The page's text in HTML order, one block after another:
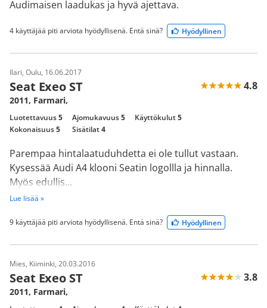
Audimaisen laadukas ja hyvä ajettava.
4 käyttäjää piti arviota hyödyllisenä. Entä sinä? Hyödyllinen
Ilari, Oulu, 16.06.2017
Seat Exeo ST 4.8
2011, Farmari,
Luotettavuus5 Ajomukavuus5 Käyttökulut5
Kokonaisuus5 Sisätilat4
Parempaa hintalaatuduhdetta ei ole tullut vastaan.
Kysessää Audi A4 klooni Seatin logollla ja hinnalla.
Myös edullis...
Lue lisää »
9 käyttäjää piti arviota hyödyllisenä. Entä sinä? Hyödyllinen
Mies, Kiiminki, 20.03.2016
Seat Exeo ST 3.8
2011, Farmari,